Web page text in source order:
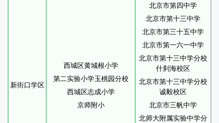
新街口学区
西城区黄城根小学
第二实验小学玉桃园分校
西城区志成小学
京师附小
北京市第四中学
北京市第十三中学
北京市第三十五中学
北京市第一六一中学
北京市第十三中学分校
什刹海校区
北京市第十三中学分校
诚毅校区
北京市三帆中学
北师大附属实验中学分